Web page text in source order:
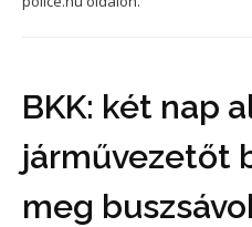
BKK: két nap
járművezetőt
meg